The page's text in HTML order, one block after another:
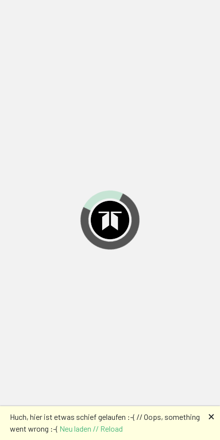
Huch, hier ist etwas schief gelaufen :-( // Oops, something
went wrong :-( Neu laden // Reload
🗙